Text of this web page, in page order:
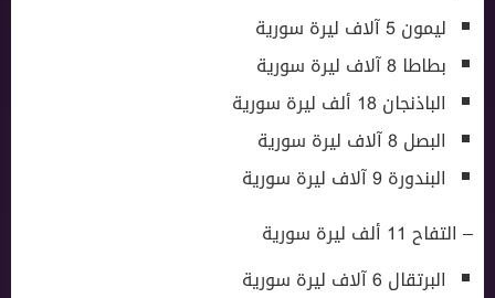
ليمون 5 آلاف ليرة سورية
بطاطا 8 آلاف ليرة سورية
الباذنجان 18 ألف ليرة سورية
البصل 8 آلاف ليرة سورية
البندورة 9 آلاف ليرة سورية
– التفاح 11 ألف ليرة سورية
البرتقال 6 آلاف ليرة سورية